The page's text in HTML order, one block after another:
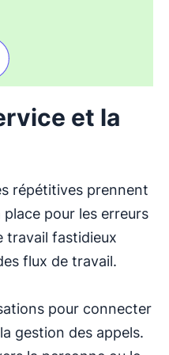
et facilement
et la
répétitives prennent
pour les erreurs
travail fastidieux
flux de travail.
pour connecter
gestion des appels.